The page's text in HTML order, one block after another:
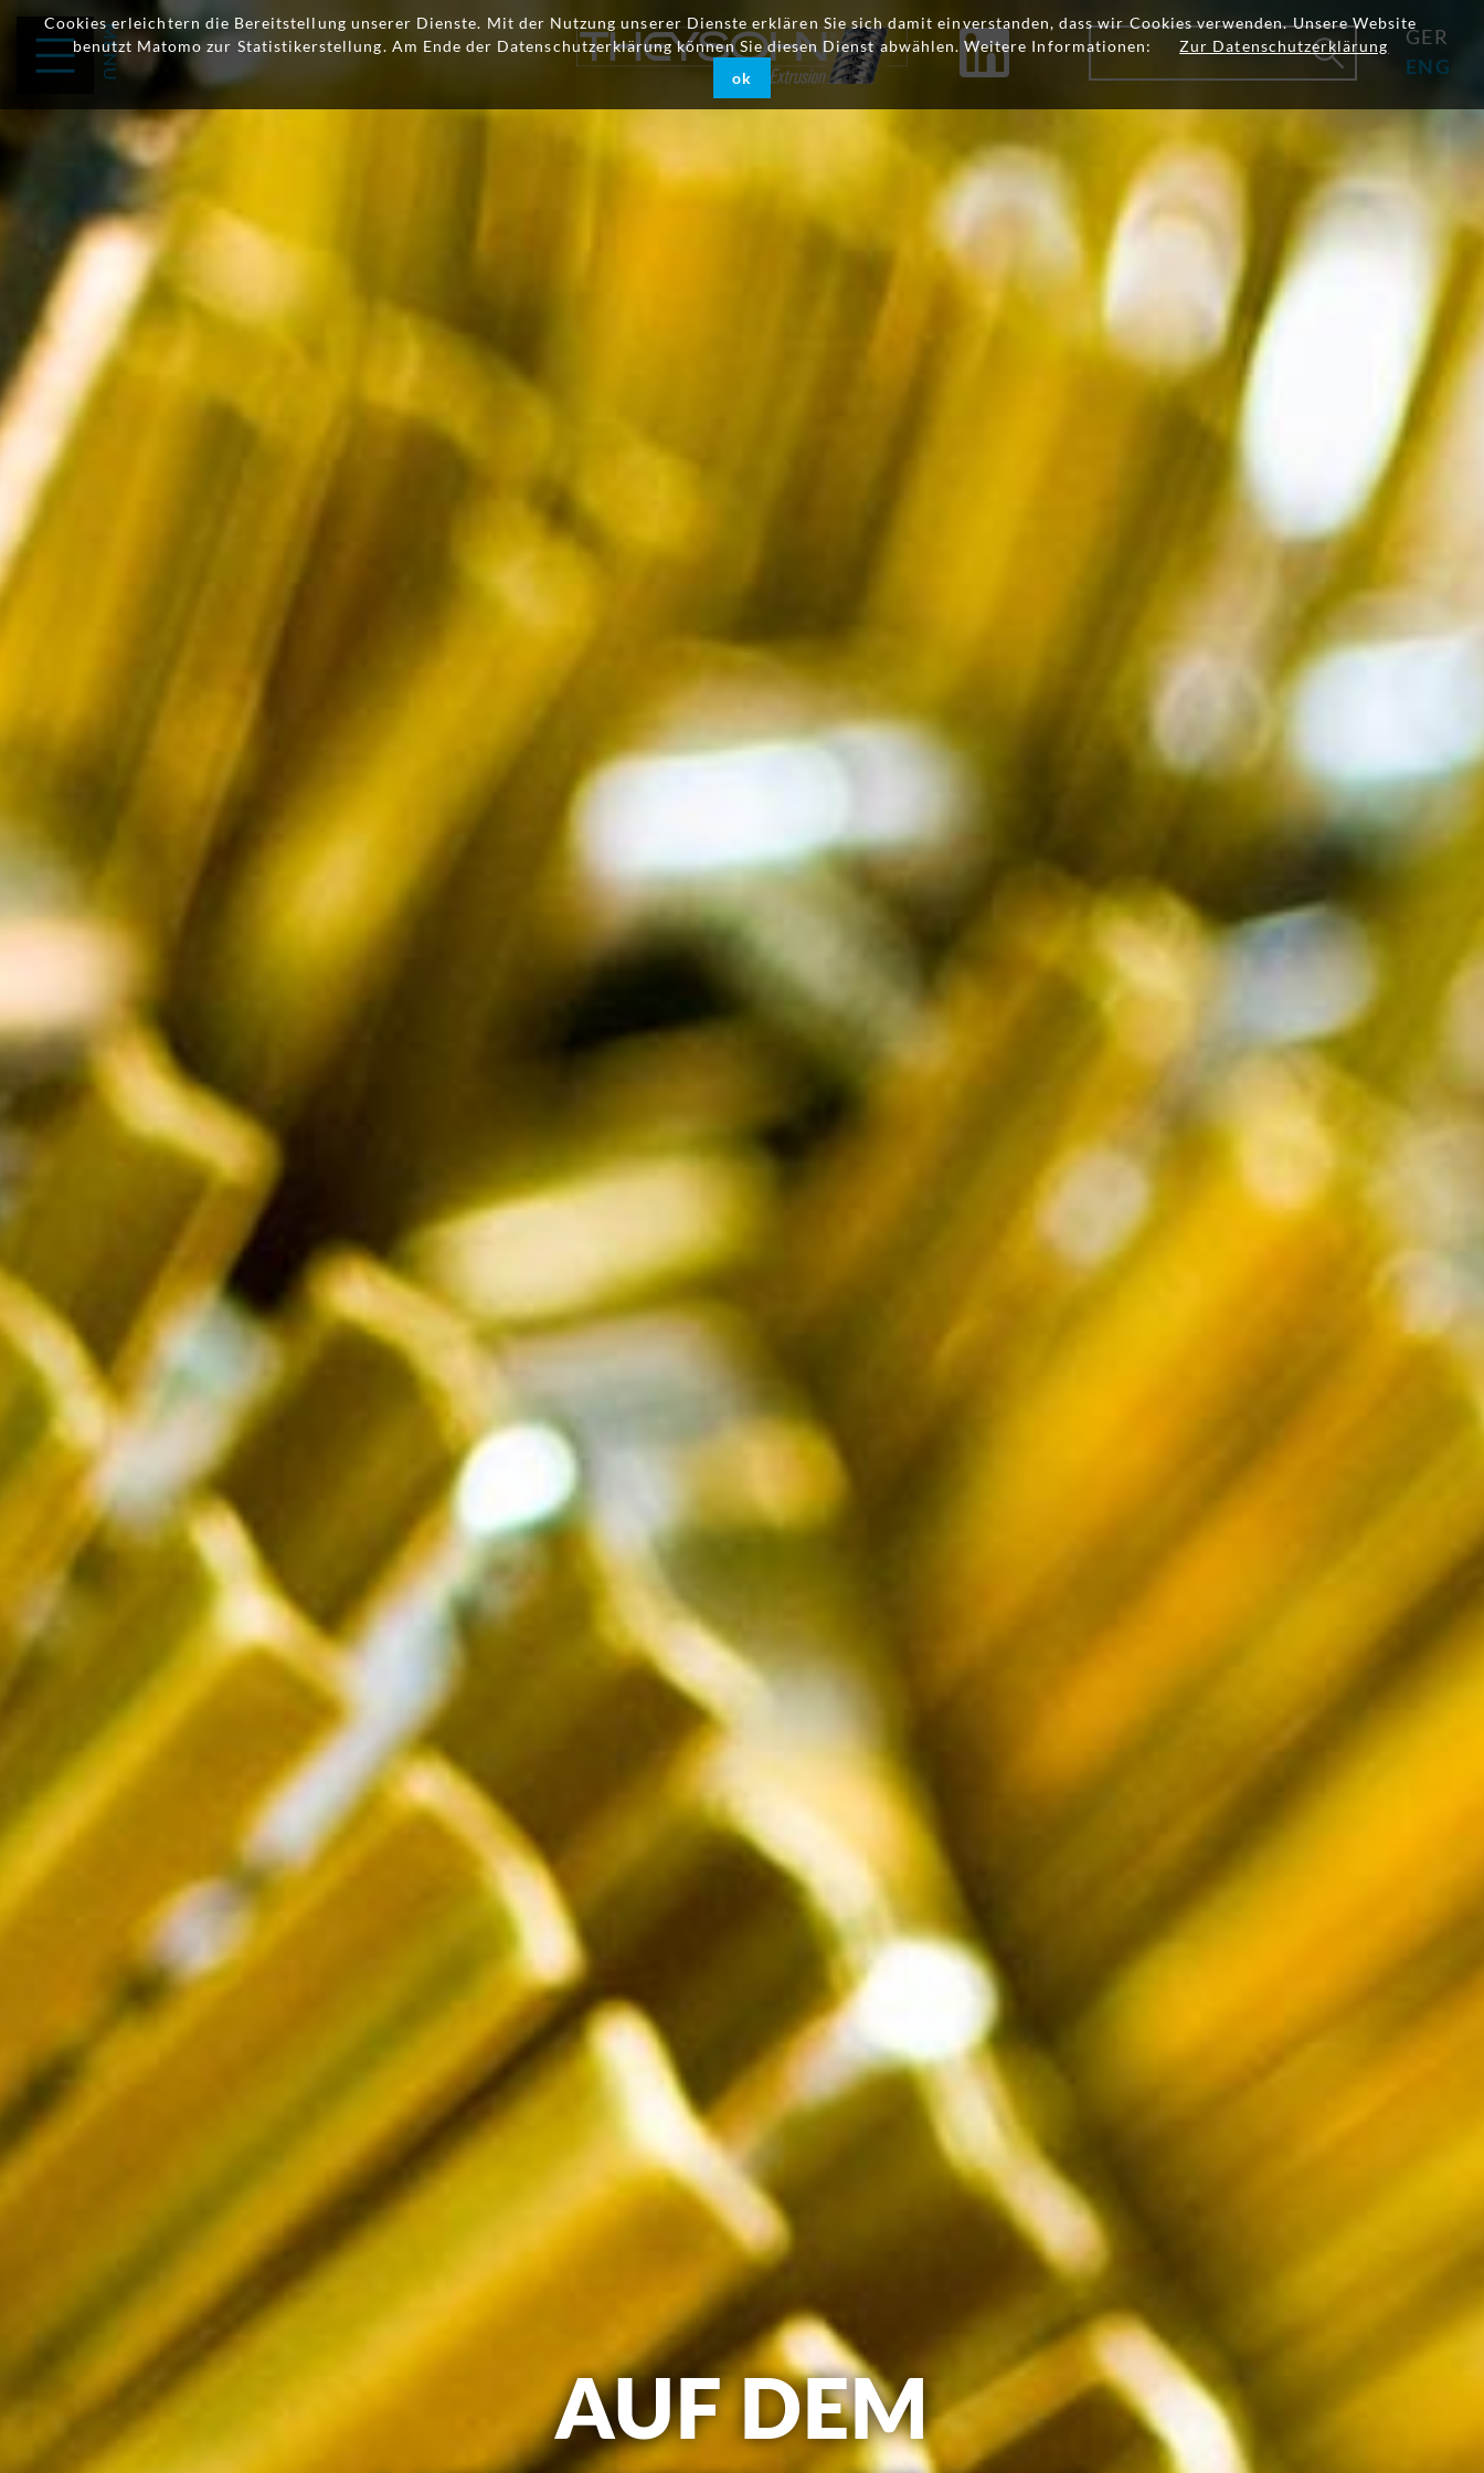
Cookies erleichtern die Bereitstellung unserer Dienste. Mit der Nutzung unserer Dienste erklären Sie sich damit einverstanden, dass wir Cookies verwenden. Unsere Website
benutzt Matomo zur Statistikerstellung. Am Ende der Datenschutzerklärung können Sie diesen Dienst abwählen. Weitere Informationen:
Zur Datenschutzerklärung
ok
AUF DEM
GER
ENG